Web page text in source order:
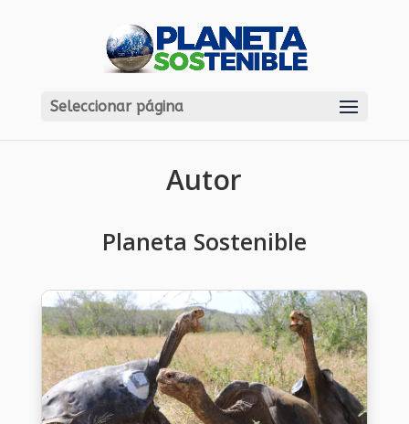
Seleccionar página
Autor
Planeta Sostenible